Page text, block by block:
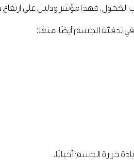
فهذا مؤشر ودليل على ارتفاع
في تدفئة الجسم أيضًا، منها:
حرارة الجسم أحيانًا.